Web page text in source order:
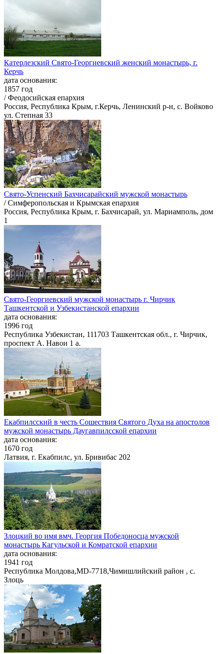
Катерлезский Свято-Георгиевский женский монастырь, г.
Керчь
дата основания:
1857 год
/ Феодосийская епархия
Россия, Республика Крым, г.Керчь, Ленинский р-н, с. Войково
ул. Степная 33
Свято-Успенский Бахчисарайский мужской монастырь
/ Симферопольская и Крымская епархия
Россия, Республика Крым, г. Бахчисарай, ул. Мариамполь, дом
1
Свято-Георгиевский мужской монастырь г. Чирчик
Ташкентской и Узбекистанской епархии
дата основания:
1996 год
Республика Узбекистан, 111703 Ташкентская обл., г. Чирчик,
проспект А. Навои 1 a.
Екабпилсский в честь Сошествия Святого Духа на апостолов
мужской монастырь Даугавпилсской епархии
дата основания:
1670 год
Латвия, г. Екабпилс, ул. Бривибас 202
Злоцкий во имя вмч. Георгия Победоносца мужской
монастырь Кагульской и Комратской епархии
дата основания:
1941 год
Республика Молдова,MD-7718,Чимишлийский район , с.
Злоць